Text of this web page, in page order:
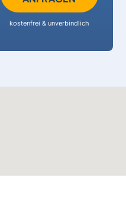
kostenfrei & unverbindlich